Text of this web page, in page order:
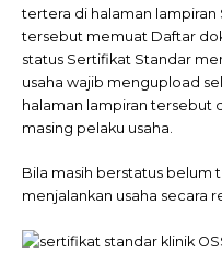
tertera di halaman lampiran
tersebut memuat Daftar
status Sertifikat Standar
usaha wajib mengupload
halaman lampiran tersebut
masing pelaku usaha.
Bila masih berstatus belum
menjalankan usaha secara